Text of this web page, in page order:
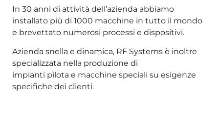
In 30 anni di attività dell’azienda abbiamo
installato più di 1000 macchine in tutto il mondo
e brevettato numerosi processi e dispositivi.
Azienda snella e dinamica, RF Systems è inoltre
specializzata nella produzione di
impianti pilota e macchine speciali su esigenze
specifiche dei clienti.